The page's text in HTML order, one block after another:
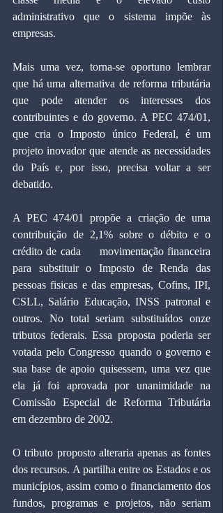
administrativo que o sistema impõe às
empresas.
Mais uma vez, torna-se oportuno lembrar
que há uma alternativa de reforma tributária
que pode atender os interesses dos
contribuintes e do governo. A PEC 474/01,
que cria o Imposto único Federal, é um
projeto inovador que atende as necessidades
do País e, por isso, precisa voltar a ser
debatido.
A PEC 474/01 propõe a criação de uma
contribuição de 2,1% sobre o débito e o
crédito de cada     movimentação financeira
para substituir o Imposto de Renda das
pessoas fisicas e das empresas, Cofins, IPI,
CSLL, Salário Educação, INSS patronal e
outros. No total seriam substituídos onze
tributos federais. Essa proposta poderia ser
votada pelo Congresso quando o governo e
sua base de apoio quisessem, uma vez que
ela já foi aprovada por unanimidade na
Comissão Especial de Reforma Tributária
em dezembro de 2002.
O tributo proposto alteraria apenas as fontes
dos recursos. A partilha entre os Estados e os
municípios, assim como o financiamento dos
fundos, programas e projetos, não seriam